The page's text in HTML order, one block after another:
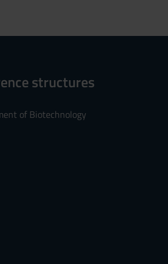
structures
of Biotechnology